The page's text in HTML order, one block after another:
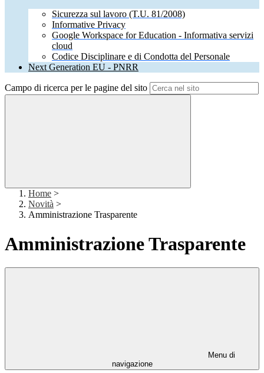
Sicurezza sul lavoro (T.U. 81/2008)
Informative Privacy
Google Workspace for Education - Informativa servizi
cloud
Codice Disciplinare e di Condotta del Personale
Next Generation EU - PNRR
Campo di ricerca per le pagine del sito
Home >
Novità >
Amministrazione Trasparente
Amministrazione Trasparente
Menu di
navigazione